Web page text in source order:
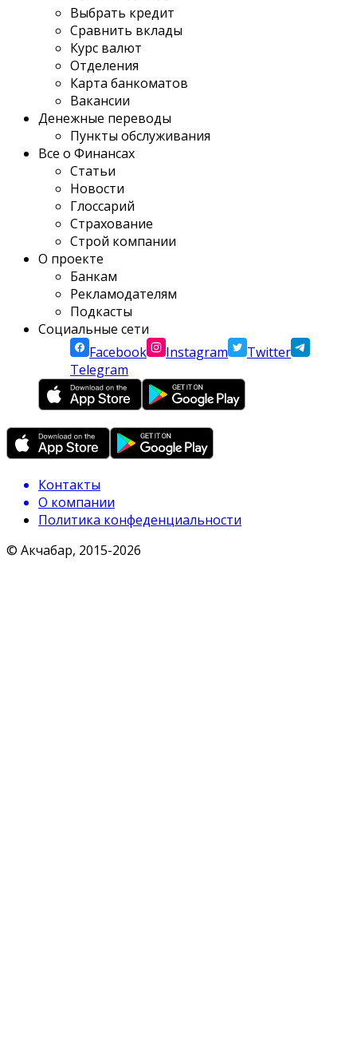
Выбрать кредит
Сравнить вклады
Курс валют
Отделения
Карта банкоматов
Вакансии
Денежные переводы
Пункты обслуживания
Все о Финансах
Статьи
Новости
Глоссарий
Страхование
Строй компании
О проекте
Банкам
Рекламодателям
Подкасты
Социальные сети
Facebook
Instagram
Twitter
Telegram
Контакты
О компании
Политика конфеденциальности
© Акчабар, 2015-2026